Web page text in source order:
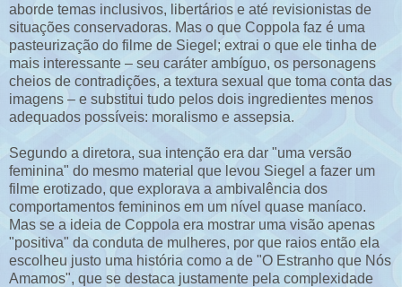
aborde temas inclusivos, libertários e até revisionistas de
situações conservadoras. Mas o que Coppola faz é uma
pasteurização do filme de Siegel; extrai o que ele tinha de
mais interessante – seu caráter ambíguo, os personagens
cheios de contradições, a textura sexual que toma conta das
imagens – e substitui tudo pelos dois ingredientes menos
adequados possíveis: moralismo e assepsia.
Segundo a diretora, sua intenção era dar "uma versão
feminina" do mesmo material que levou Siegel a fazer um
filme erotizado, que explorava a ambivalência dos
comportamentos femininos em um nível quase maníaco.
Mas se a ideia de Coppola era mostrar uma visão apenas
"positiva" da conduta de mulheres, por que raios então ela
escolheu justo uma história como a de "O Estranho que Nós
Amamos", que se destaca justamente pela complexidade